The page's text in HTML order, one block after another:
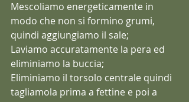
Mescoliamo energeticamente in
modo che non si formino grumi,
quindi aggiungiamo il sale;
Laviamo accuratamente la pera ed
eliminiamo la buccia;
Eliminiamo il torsolo centrale quindi
tagliamola prima a fettine e poi a